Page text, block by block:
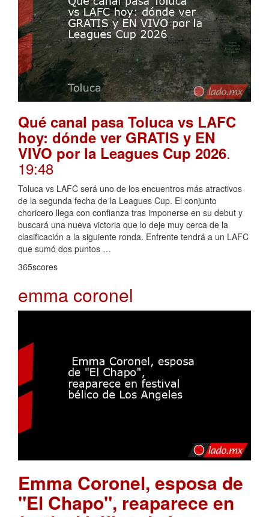
Qué canal pasa Toluca vs LAFC
hoy: dónde ver GRATIS y EN
VIVO por la Leagues Cup 2026.
19:48
Toluca vs LAFC será uno de los encuentros más atractivos
de la segunda fecha de la Leagues Cup. El conjunto
choricero llega con confianza tras imponerse en su debut y
buscará una nueva victoria que lo deje muy cerca de la
clasificación a la siguiente ronda. Enfrente tendrá a un LAFC
que sumó dos puntos …
365scores
emma coronel
Emma Coronel, esposa de
"El Chapo", reaparece en